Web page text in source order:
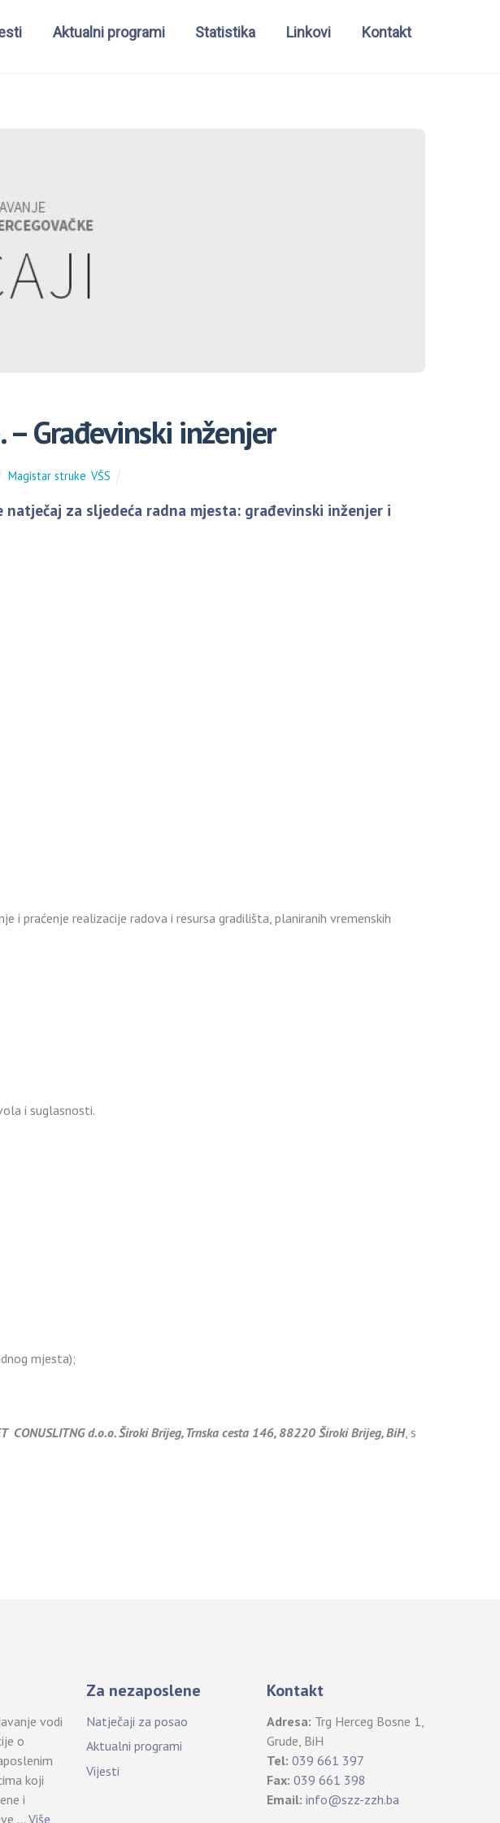
Aktualni programi Statistika Linkovi Kontakt
– Građevinski inženjer
Magistar struke VŠS
natječaj za sljedeća radna mjesta: građevinski inženjer i
i praćenje realizacije radova i resursa gradilišta, planiranih vremenskih
i suglasnosti.
mjesta);
CONUSLITNG d.o.o. Široki Brijeg, Trnska cesta 146, 88220 Široki Brijeg, BiH, s
vodi
o
koji
i
…Više
Za nezaposlene
Natječaji za posao
Aktualni programi
Vijesti
Kontakt
Adresa: Trg Herceg Bosne 1,
Grude, BiH
Tel: 039 661 397
Fax: 039 661 398
Email: info@szz-zzh.ba